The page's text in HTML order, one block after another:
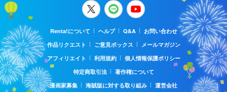
Renta!について ヘルプ Q&A
お問い合わせ
作品リクエスト
ご意見ボックス
メールマガジン
アフィリエイト
利用規約
個人情報保護ポリシー
特定商取引法
著作権について
漫画家募集
海賊版に対する取り組み 運営会社